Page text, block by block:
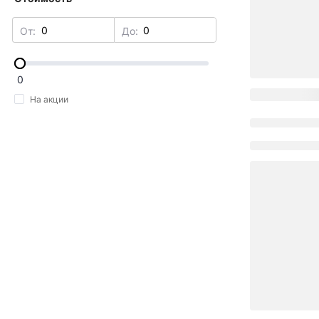
От: До:
0
На акции